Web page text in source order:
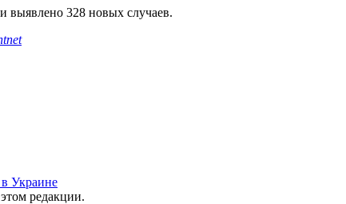
выявлено 328 новых случаев.
Украине
редакции.